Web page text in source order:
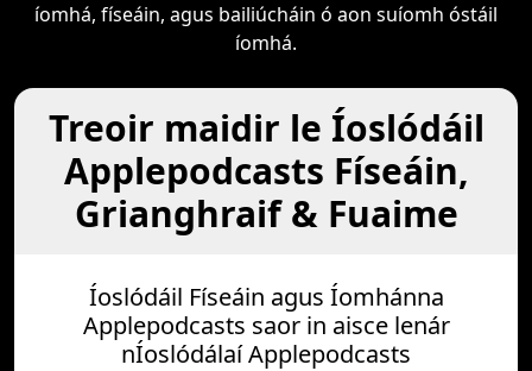
íomhá, físeáin, agus bailiúcháin ó aon suíomh óstáil
íomhá.
Treoir maidir le Íoslódáil
Applepodcasts Físeáin,
Grianghraif & Fuaime
Íoslódáil Físeáin agus Íomhánna
Applepodcasts saor in aisce lenár
nÍoslódálaí Applepodcasts